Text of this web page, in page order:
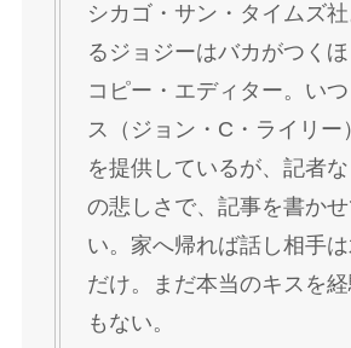
シカゴ・サン・タイムズ
るジョジーはバカがつく
コピー・エディター。い
ス（ジョン・C・ライリー
を提供しているが、記者
の悲しさで、記事を書か
い。家へ帰れば話し相手
だけ。まだ本当のキスを
もない。